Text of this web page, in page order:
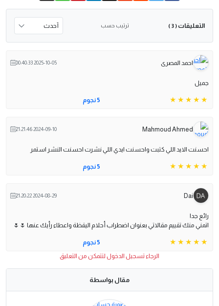
التعليقات ( 3 ) ترتيب حسب
احمد المصرى 2025-10-05 00:40:33
جميل
5 نجوم
Mahmoud Ahmed
2024-09-10 21:21:46
احسنت الايد اللي كتبت واحسنت ايدي اللي نشرت احسنت النشر استمر
5 نجوم
Dai
2024-08-29 21:20:22
رائع جدا
اتمني منك تقييم مقالاتي بعنوان اضطراب أحلام اليقظة واعطاء رأيك عنها 🌷🌷
5 نجوم
الرجاء تسجيل الدخول لتتمكن من التعليق
مقال بواسطة